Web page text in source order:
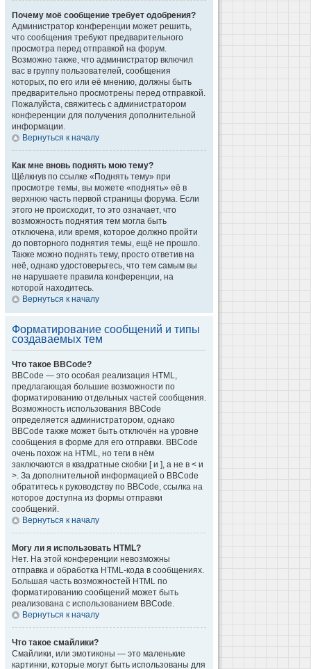
Почему моё сообщение требует одобрения?
Администратор конференции может решить,
что сообщения требуют предварительного
просмотра перед отправкой на форум.
Возможно также, что администратор включил
вас в группу пользователей, сообщения
которых, по его или её мнению, должны быть
предварительно просмотрены перед отправкой.
Пожалуйста, свяжитесь с администратором
конференции для получения дополнительной
информации.
Вернуться к началу
Как мне вновь поднять мою тему?
Щёлкнув по ссылке «Поднять тему» при
просмотре темы, вы можете «поднять» её в
верхнюю часть первой страницы форума. Если
этого не происходит, то это означает, что
возможность поднятия тем могла быть
отключена, или время, которое должно пройти
до повторного поднятия темы, ещё не прошло.
Также можно поднять тему, просто ответив на
неё, однако удостоверьтесь, что тем самым вы
не нарушаете правила конференции, на
которой находитесь.
Вернуться к началу
Форматирование сообщений и типы
создаваемых тем
Что такое BBCode?
BBCode — это особая реализация HTML,
предлагающая большие возможности по
форматированию отдельных частей сообщения.
Возможность использования BBCode
определяется администратором, однако
BBCode также может быть отключён на уровне
сообщения в форме для его отправки. BBCode
очень похож на HTML, но теги в нём
заключаются в квадратные скобки [ и ], а не в < и
>. За дополнительной информацией о BBCode
обратитесь к руководству по BBCode, ссылка на
которое доступна из формы отправки
сообщений.
Вернуться к началу
Могу ли я использовать HTML?
Нет. На этой конференции невозможны
отправка и обработка HTML-кода в сообщениях.
Большая часть возможностей HTML по
форматированию сообщений может быть
реализована с использованием BBCode.
Вернуться к началу
Что такое смайлики?
Смайлики, или эмотиконы — это маленькие
картинки, которые могут быть использованы для